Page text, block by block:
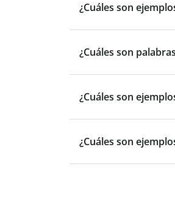
¿Cuáles son
¿Cuáles son
¿Cuáles son
¿Cuáles son